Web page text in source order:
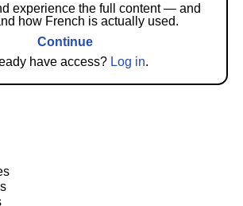
experience the full content — and
how French is actually used.
Continue
have access? Log in.